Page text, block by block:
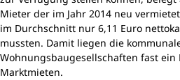
Mieter der im Jahr 2014 neu
im Durchschnitt nur 6,11 Euro
mussten. Damit liegen die
Wohnungsbaugesellschaften fast
Marktmieten.